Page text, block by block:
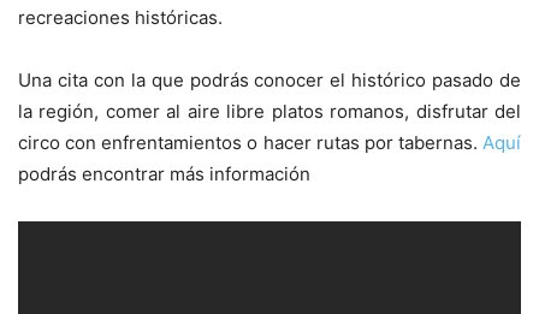
recreaciones históricas.
Una cita con la que podrás conocer el histórico pasado de
la región, comer al aire libre platos romanos, disfrutar del
circo con enfrentamientos o hacer rutas por tabernas. Aquí
podrás encontrar más información